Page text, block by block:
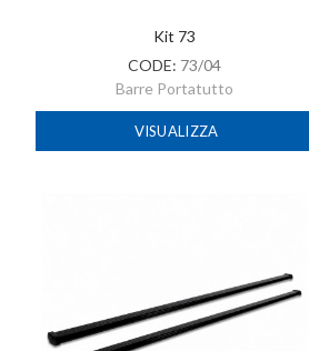
Kit 73
CODE: 73/04
Barre Portatutto
VISUALIZZA